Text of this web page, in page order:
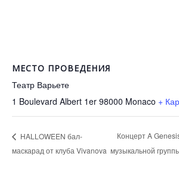
МЕСТО ПРОВЕДЕНИЯ
Театр Варьете
1 Boulevard Albert 1er 98000 Monaco +
HALLOWEEN бал-
маскарад от клуба Vivanova
Концерт A
музыкальной